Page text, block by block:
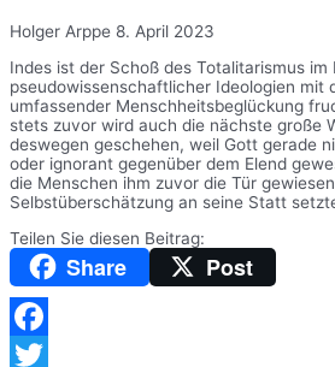
Holger Arppe 8. April 2023
Indes ist der Schoß des Totalitarismus im
pseudowissenschaftlicher Ideologien mit
umfassender Menschheitsbeglückung
stets zuvor wird auch die nächste große
deswegen geschehen, weil Gott gerade
oder ignorant gegenüber dem Elend
die Menschen ihm zuvor die Tür
Selbstüberschätzung an seine Statt
Teilen Sie diesen Beitrag:
Share Post
Facebook